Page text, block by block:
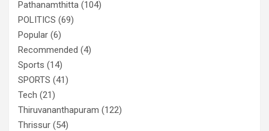
Pathanamthitta (104)
POLITICS (69)
Popular (6)
Recommended (4)
Sports (14)
SPORTS (41)
Tech (21)
Thiruvananthapuram (122)
Thrissur (54)